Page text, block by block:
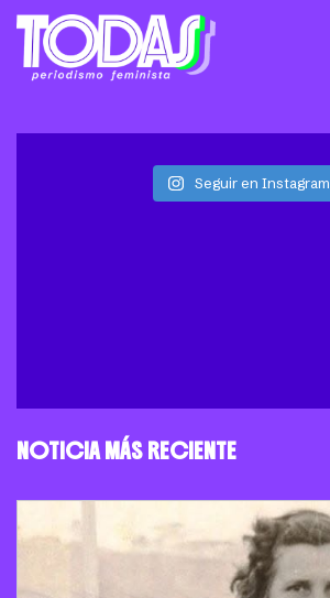
Seguir en Instagram
NOTICIA MÁS RECIENTE